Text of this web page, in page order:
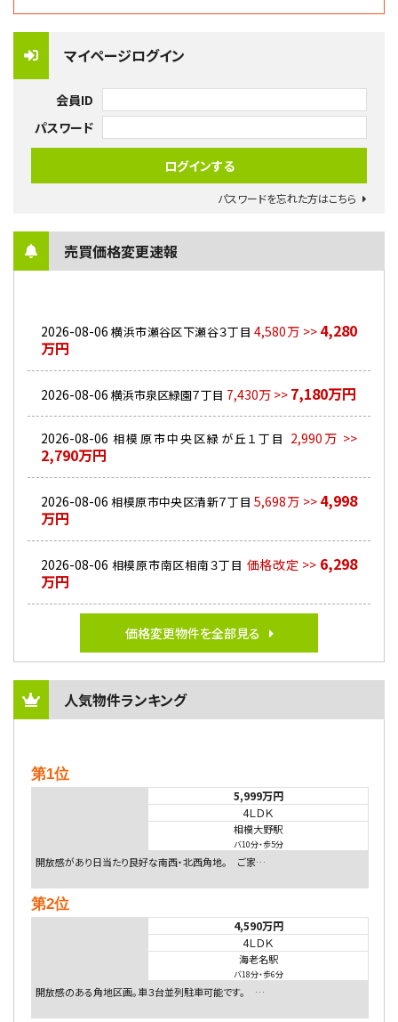
マイページログイン
会員ID
パスワード
パスワードを忘れた方はこちら
売買価格変更速報
2026-08-06 横浜市瀬谷区下瀬谷３丁目 4,580万 >> 4,280
万円
2026-08-06 横浜市泉区緑園７丁目 7,430万 >> 7,180万円
2026-08-06 相模原市中央区緑が丘１丁目 2,990万 >>
2,790万円
2026-08-06 相模原市中央区清新７丁目 5,698万 >> 4,998
万円
2026-08-06 相模原市南区相南３丁目 価格改定 >> 6,298
万円
価格変更物件を全部見る
人気物件ランキング
第1位
5,999万円
4ＬＤＫ
相模大野駅
バ10分・歩5分
開放感があり日当たり良好な南西・北西角地。 ご家…
第2位
4,590万円
4ＬＤＫ
海老名駅
バ18分・歩6分
開放感のある角地区画。車３台並列駐車可能です。 …